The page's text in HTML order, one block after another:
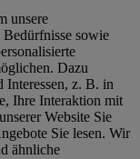
unsere
sowie
Dazu
Interessen, z. B. in
Ihre Interaktion mit
Website Sie
Sie lesen. Wir
ähnliche